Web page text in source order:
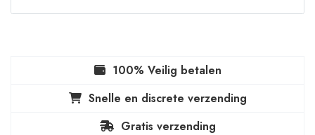
100% Veilig betalen
Snelle en discrete verzending
Gratis verzending